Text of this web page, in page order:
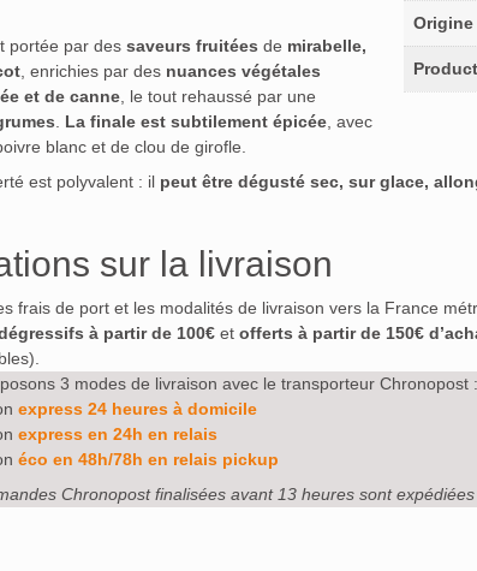
Origine
portée par des saveurs fruitées de mirabelle,
, enrichies par des nuances végétales
et de canne, le tout rehaussé par une
. La finale est subtilement épicée, avec
blanc et de clou de girofle.
est polyvalent : il peut être dégusté sec, sur glace,
sur la livraison
frais de port et les modalités de livraison vers la France
à partir de 100€ et offerts à partir de 150€
3 modes de livraison avec le transporteur Chronopost :
express 24 heures à domicile
express en 24h en relais
éco en 48h/78h en relais pickup
Chronopost finalisées avant 13 heures sont expédiées